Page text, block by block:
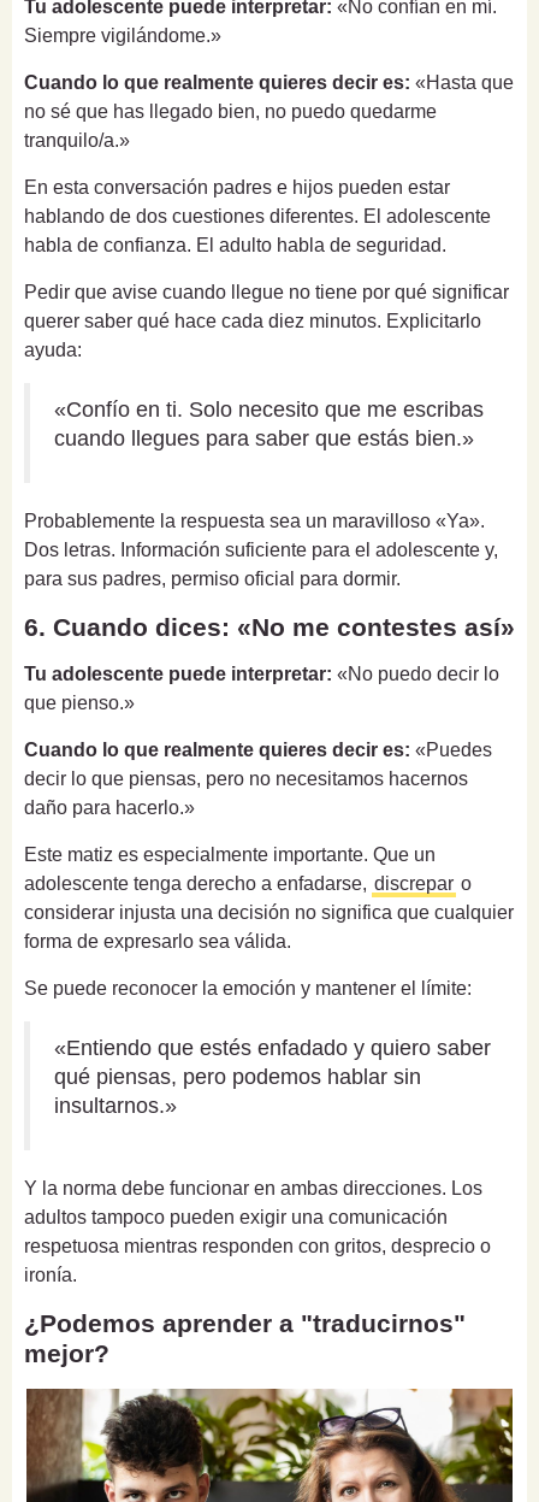
Tu adolescente puede interpretar: «No confían en mí.
Siempre vigilándome.»
Cuando lo que realmente quieres decir es: «Hasta que
no sé que has llegado bien, no puedo quedarme
tranquilo/a.»
En esta conversación padres e hijos pueden estar
hablando de dos cuestiones diferentes. El adolescente
habla de confianza. El adulto habla de seguridad.
Pedir que avise cuando llegue no tiene por qué significar
querer saber qué hace cada diez minutos. Explicitarlo
ayuda:
«Confío en ti. Solo necesito que me escribas
cuando llegues para saber que estás bien.»
Probablemente la respuesta sea un maravilloso «Ya».
Dos letras. Información suficiente para el adolescente y,
para sus padres, permiso oficial para dormir.
6. Cuando dices: «No me contestes así»
Tu adolescente puede interpretar: «No puedo decir lo
que pienso.»
Cuando lo que realmente quieres decir es: «Puedes
decir lo que piensas, pero no necesitamos hacernos
daño para hacerlo.»
Este matiz es especialmente importante. Que un
adolescente tenga derecho a enfadarse, discrepar o
considerar injusta una decisión no significa que cualquier
forma de expresarlo sea válida.
Se puede reconocer la emoción y mantener el límite:
«Entiendo que estés enfadado y quiero saber
qué piensas, pero podemos hablar sin
insultarnos.»
Y la norma debe funcionar en ambas direcciones. Los
adultos tampoco pueden exigir una comunicación
respetuosa mientras responden con gritos, desprecio o
ironía.
¿Podemos aprender a "traducirnos"
mejor?